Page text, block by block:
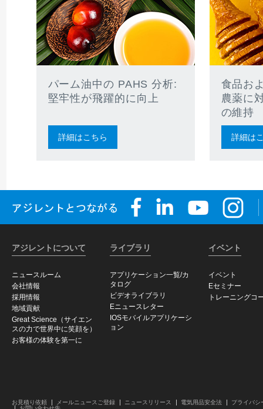
パーム油中の PAHS 分析:
堅牢性が飛躍的に向上
詳細はこちら
食品お
農薬に
の維持
詳細は
アジレントについて
ニュースルーム
会社情報
採用情報
地域貢献
Great Science（サイエン
スの力で世界中に笑顔を）
お客様の体験を第一に
ライブラリ
アプリケーション一覧/カ
タログ
ビデオライブラリ
Eニュースレター
IOSモバイルアプリケーシ
ョン
イベント
イベント
Eセミナー
トレーニングコ
お見積り依頼 メールニュースご登録 ニュースリリース 電気用品安全法
プライバシ